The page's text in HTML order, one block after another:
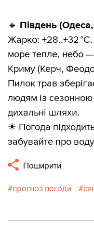
🔹 Південь
Жарко: +28..+32
море тепле, небо
Криму (Керч,
Пилок трав
людям із сезонною
дихальні шляхи.
☀ Погода
забувайте про
Поширити
прогноз погоди